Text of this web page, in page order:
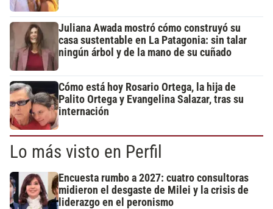
Juliana Awada mostró cómo construyó su
casa sustentable en La Patagonia: sin talar
ningún árbol y de la mano de su cuñado
Cómo está hoy Rosario Ortega, la hija de
Palito Ortega y Evangelina Salazar, tras su
internación
Lo más visto en Perfil
Encuesta rumbo a 2027: cuatro consultoras
midieron el desgaste de Milei y la crisis de
liderazgo en el peronismo